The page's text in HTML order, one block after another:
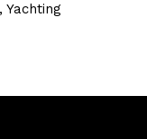
Yachting